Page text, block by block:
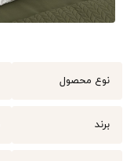
نوع محصول
برند